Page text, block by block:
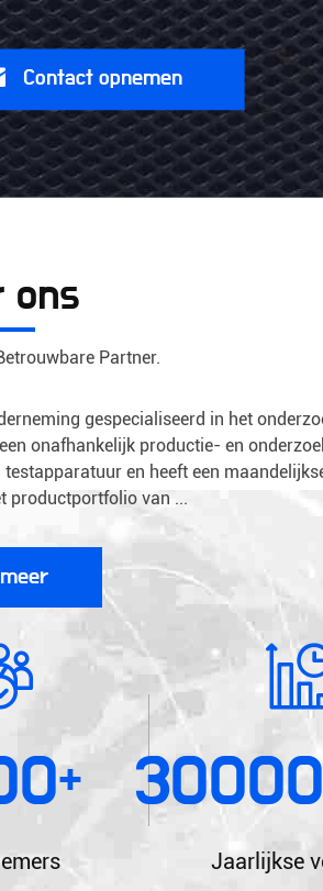
ons
Partner.
gespecialiseerd in het
onafhankelijk productie- en
en heeft een
productportfolio van ...
+
Jaarlijkse